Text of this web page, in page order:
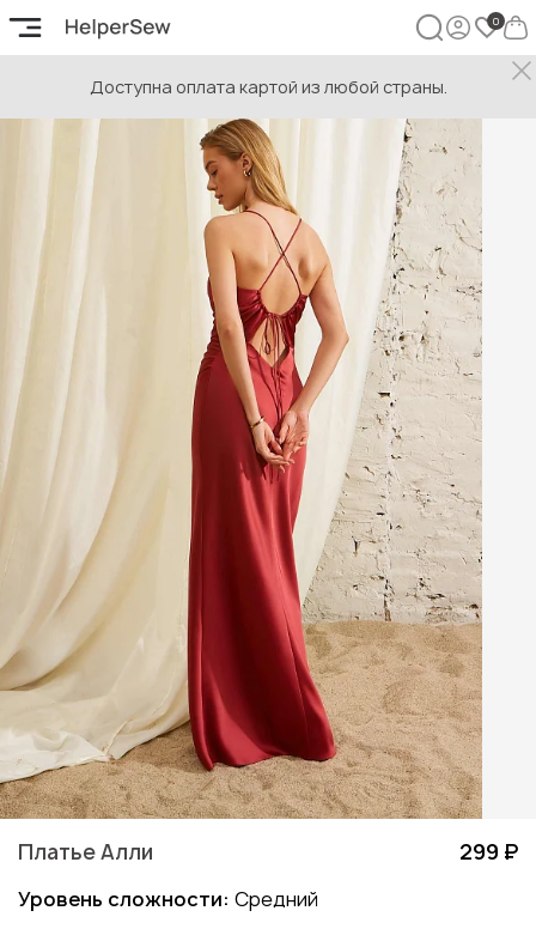
Доступна оплата картой из любой страны.
Платье Алли 299 ₽
Уровень сложности: Средний